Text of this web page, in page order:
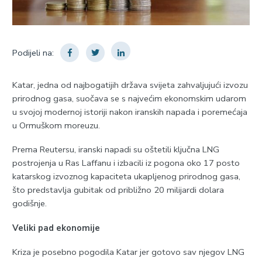
Podijeli na:
Katar, jedna od najbogatijih država svijeta zahvaljujući izvozu
prirodnog gasa, suočava se s najvećim ekonomskim udarom
u svojoj modernoj istoriji nakon iranskih napada i poremećaja
u Ormuškom moreuzu.
Prema Reutersu, iranski napadi su oštetili ključna LNG
postrojenja u Ras Laffanu i izbacili iz pogona oko 17 posto
katarskog izvoznog kapaciteta ukapljenog prirodnog gasa,
što predstavlja gubitak od približno 20 milijardi dolara
godišnje.
Veliki pad ekonomije
Kriza je posebno pogodila Katar jer gotovo sav njegov LNG